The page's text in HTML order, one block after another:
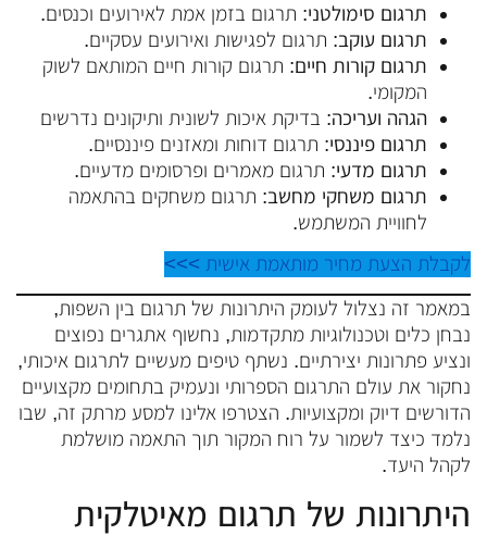
תרגום סימולטני: תרגום בזמן אמת לאירועים וכנסים.
תרגום עוקב: תרגום לפגישות ואירועים עסקיים.
תרגום קורות חיים: תרגום קורות חיים המותאם לשוק
המקומי.
הגהה ועריכה: בדיקת איכות לשונית ותיקונים נדרשים
תרגום פיננסי: תרגום דוחות ומאזנים פיננסיים.
תרגום מדעי: תרגום מאמרים ופרסומים מדעיים.
תרגום משחקי מחשב: תרגום משחקים בהתאמה
לחוויית המשתמש.
לקבלת הצעת מחיר מותאמת אישית >>>
במאמר זה נצלול לעומק היתרונות של תרגום בין השפות,
נבחן כלים וטכנולוגיות מתקדמות, נחשוף אתגרים נפוצים
ונציע פתרונות יצירתיים. נשתף טיפים מעשיים לתרגום איכותי,
נחקור את עולם התרגום הספרותי ונעמיק בתחומים מקצועיים
הדורשים דיוק ומקצועיות. הצטרפו אלינו למסע מרתק זה, שבו
נלמד כיצד לשמור על רוח המקור תוך התאמה מושלמת
לקהל היעד.
היתרונות של תרגום מאיטלקית